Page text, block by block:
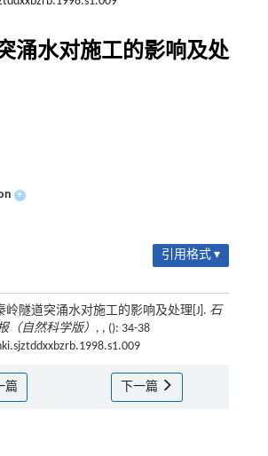
涌水对施工的影响及处
+
引用格式 ▾
岭隧道突涌水对施工的影响及处理[J]. 石
（自然科学版） , , (): 34-38
篇 下一篇